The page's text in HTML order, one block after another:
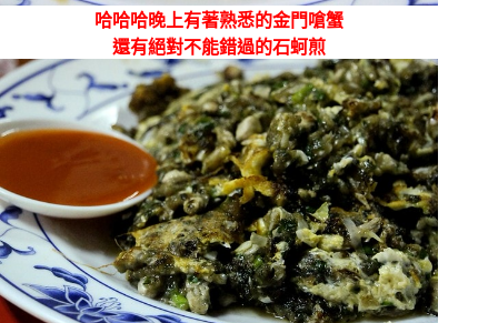
哈哈哈晚上有著熟悉的金門嗆蟹
還有絕對不能錯過的石蚵煎